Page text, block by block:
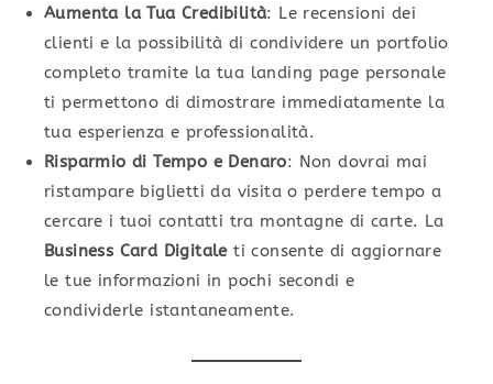
Aumenta la Tua Credibilità: Le recensioni dei
clienti e la possibilità di condividere un portfolio
completo tramite la tua landing page personale
ti permettono di dimostrare immediatamente la
tua esperienza e professionalità.
Risparmio di Tempo e Denaro: Non dovrai mai
ristampare biglietti da visita o perdere tempo a
cercare i tuoi contatti tra montagne di carte. La
Business Card Digitaleti consente di aggiornare
le tue informazioni in pochi secondi e
condividerle istantaneamente.